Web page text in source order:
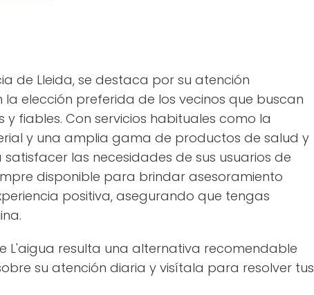
de Lleida, se destaca por su atención
elección preferida de los vecinos que buscan
fiables. Con servicios habituales como la
y una amplia gama de productos de salud y
las necesidades de sus usuarios de
disponible para brindar asesoramiento
positiva, asegurando que tengas
L'aigua resulta una alternativa recomendable
su atención diaria y visítala para resolver tus